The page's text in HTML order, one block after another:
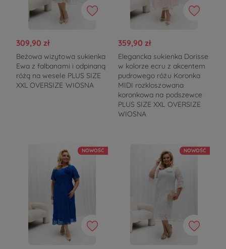
309,90 zł
Beżowa wizytowa sukienka
Ewa z falbanami i odpinaną
różą na wesele PLUS SIZE
XXL OVERSIZE WIOSNA
359,90 zł
Elegancka sukienka Dorisse
w kolorze ecru z akcentem
pudrowego różu Koronka
MIDI rozkloszowana
koronkowa na podszewce
PLUS SIZE XXL OVERSIZE
WIOSNA
NOWOŚĆ NOWOŚĆ